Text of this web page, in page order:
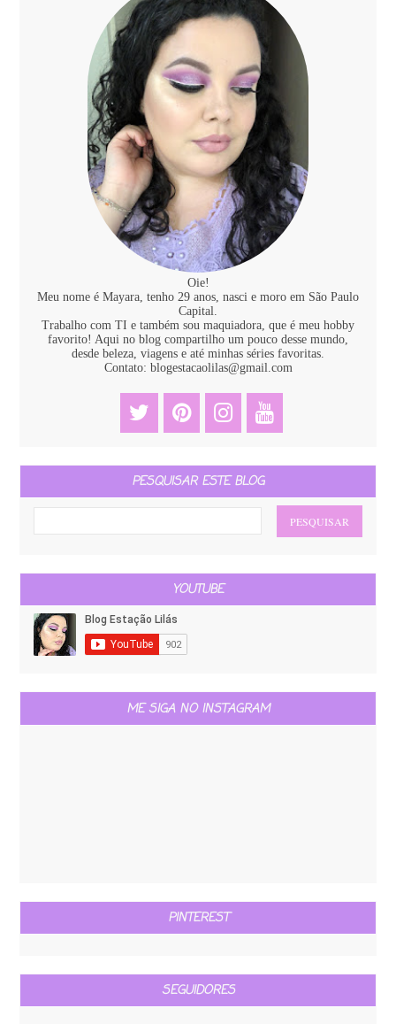
Oie!
Meu nome é Mayara, tenho 29 anos, nasci e moro em São Paulo
Capital.
Trabalho com TI e também sou maquiadora, que é meu hobby
favorito! Aqui no blog compartilho um pouco desse mundo,
desde beleza, viagens e até minhas séries favoritas.
Contato: blogestacaolilas@gmail.com
PESQUISAR ESTE BLOG
YOUTUBE
ME SIGA NO INSTAGRAM
PINTEREST
SEGUIDORES